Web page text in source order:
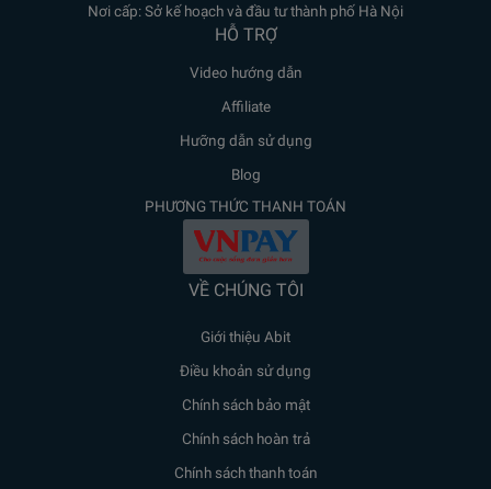
Nơi cấp: Sở kế hoạch và đầu tư thành phố Hà Nội
HỖ TRỢ
Video hướng dẫn
Affiliate
Hưỡng dẫn sử dụng
Blog
PHƯƠNG THỨC THANH TOÁN
VỀ CHÚNG TÔI
Giới thiệu Abit
Điều khoản sử dụng
Chính sách bảo mật
Chính sách hoàn trả
Chính sách thanh toán